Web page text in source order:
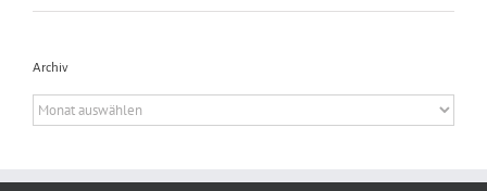
Archiv
Archiv